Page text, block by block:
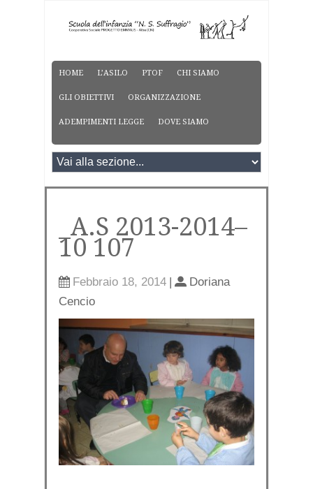
HOME L’ASILO PTOF CHI SIAMO
GLI OBIETTIVI ORGANIZZAZIONE
ADEMPIMENTI LEGGE DOVE SIAMO
_A.S 2013-2014–
10 107
Febbraio 18, 2014 |
Doriana
Cencio